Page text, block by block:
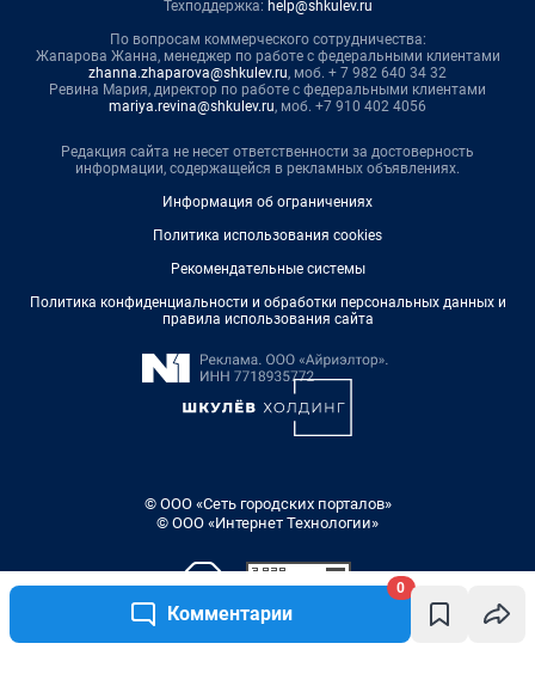
Комментарии
0
Техподдержка: help@shkulev.ru
По вопросам коммерческого сотрудничества:
Жапарова Жанна, менеджер по работе с федеральными клиентами
zhanna.zhaparova@shkulev.ru, моб. + 7 982 640 34 32
Ревина Мария, директор по работе с федеральными клиентами
mariya.revina@shkulev.ru, моб. +7 910 402 4056
Редакция сайта не несет ответственности за достоверность
информации, содержащейся в рекламных объявлениях.
Информация об ограничениях
Политика использования cookies
Рекомендательные системы
Политика конфиденциальности и обработки персональных данных и
правила использования сайта
© ООО «Сеть городских порталов»
© ООО «Интернет Технологии»